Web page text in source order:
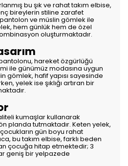
bu şık ve rahat takım elbise,
bireylerin stiline zarafet
ve müslin gömlek ile
hem günlük hem de özel
oluşturmaktadır.
hareket özgürlüğü
ile günümüz modasına uygun
gömlek, hafif yapısı sayesinde
yelek ise şıklığı artıran bir
kumaşlar kullanarak
planda tutmaktadır. Keten yelek,
gün boyu rahat
bu takım elbise, farklı beden
çocuğa hitap etmektedir; 3
geniş bir yelpazede